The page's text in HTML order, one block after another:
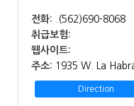
전화:
.(562)690-8068
취급보험:
웹사이트:
주소: 1935 W. La
Direction